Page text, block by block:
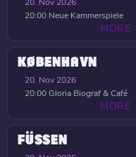
20:00 Neue Kammerspiele
MORE
KØBENHAVN
20. Nov 2026
20:00Gloria Biograf & Café
MORE
FÜSSEN